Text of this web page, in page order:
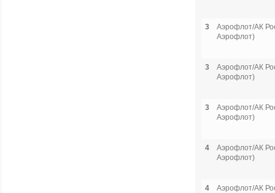
3
Аэрофлот/АК
Аэрофлот)
3
Аэрофлот/АК
Аэрофлот)
3
Аэрофлот/АК
Аэрофлот)
4
Аэрофлот/АК
Аэрофлот)
4
Аэрофлот/АК